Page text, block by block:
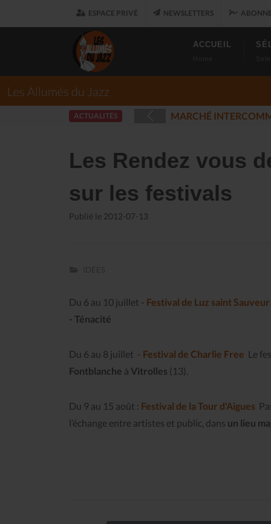
ESPACE PRIVÉ NEWSLETTERS
ACCUEIL
Les Allumés du Jazz
ACTUALITÉS
(2025-12-17)
Les Rendez vous
sur les festivals
Publié le 2012-07-13
Du 6 au 10 juillet - Festival de Luz saint Sauveur
- Ténacité
Du 6 au 8 juillet - Festival de Charlie Free Le
Fontblanche à Vitrolles (13).
Du 9 au 15 août : Festival de la Tour d'Aigues
l’échange entre artistes et public, dans un lieu